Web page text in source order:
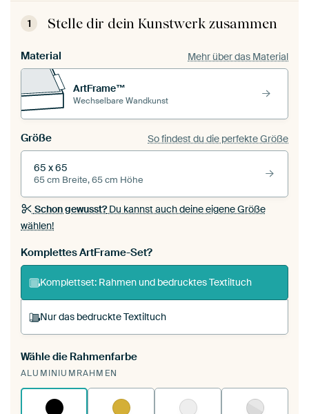
1 Stelle dir dein Kunstwerk zusammen
Material Mehr über das Material
ArtFrame™
Wechselbare Wandkunst
Größe So findest du die perfekte Größe
65 x 65
65 cm Breite, 65 cm Höhe
Schon gewusst?Du kannst auch deine eigene Größe
wählen!
Komplettes ArtFrame-Set?
Komplettset: Rahmen und bedrucktes Textiltuch
Nur das bedruckte Textiltuch
Du spannst einen wechselbaren Textiltuch in
deinen vorhandenen ArtFrame™.
funktioniert es.
Wähle die Rahmenfarbe
ALUMINIUMRAHMEN